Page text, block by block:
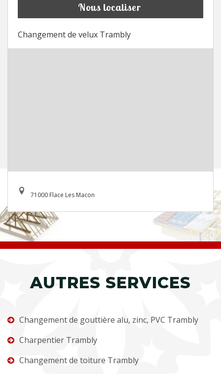
Nous localiser
Changement de velux Trambly
71000 Flace Les Macon
AUTRES SERVICES
Changement de gouttière alu, zinc, PVC Trambly
Charpentier Trambly
Changement de toiture Trambly